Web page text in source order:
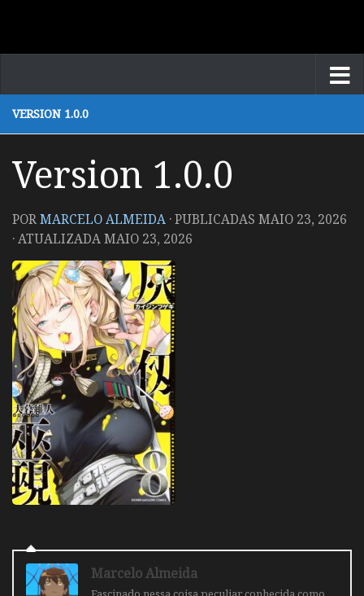
VERSION 1.0.0
Version 1.0.0
PORMARCELO ALMEIDA · PUBLICADAS MAIO 23, 2026
· ATUALIZADAMAIO 23, 2026
Marcelo Almeida